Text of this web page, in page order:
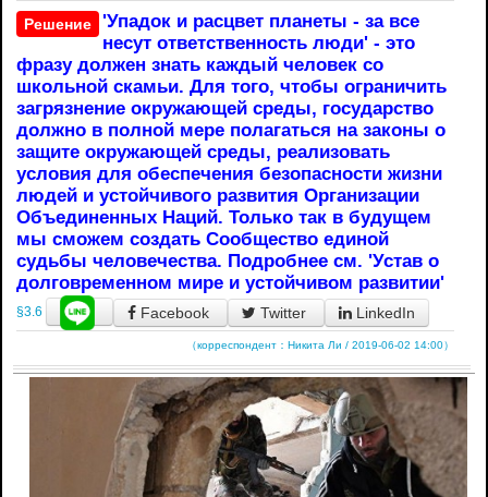
Решение
'Упадок и расцвет планеты - за все
несут ответственность люди' - это
фразу должен знать каждый человек со
школьной скамьи. Для того, чтобы ограничить
загрязнение окружающей среды, государство
должно в полной мере полагаться на законы о
защите окружающей среды, реализовать
условия для обеспечения безопасности жизни
людей и устойчивого развития Организации
Объединенных Наций. Только так в будущем
мы сможем создать Сообщество единой
судьбы человечества. Подробнее см. 'Устав о
долговременном мире и устойчивом развитии'
§3.6 Facebook Twitter LinkedIn
（корреспондент：Никита Ли / 2019-06-02 14:00）